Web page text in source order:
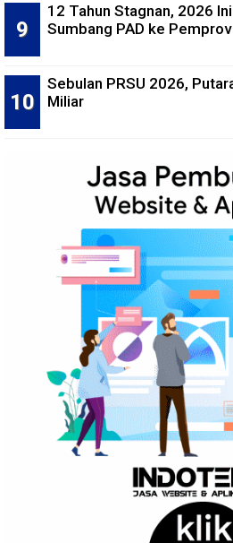
12 Tahun Stagnan, 2026
Sumbang PAD ke
Sebulan PRSU 2026,
Miliar